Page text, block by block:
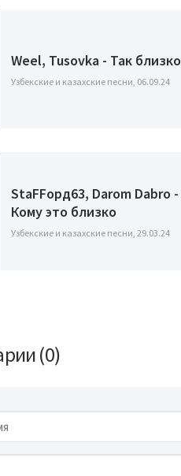
Weel, Tusovka - Так близко
Узбекские и казахские песни, 06.09.24
StaFFорд63, Darom Dabro -
Кому это близко
Узбекские и казахские песни, 29.03.24
(0)